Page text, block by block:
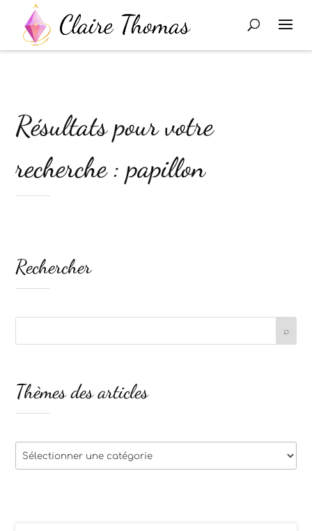
Résultats pour votre
recherche : papillon
Rechercher
Thèmes des articles
Thèmes
des